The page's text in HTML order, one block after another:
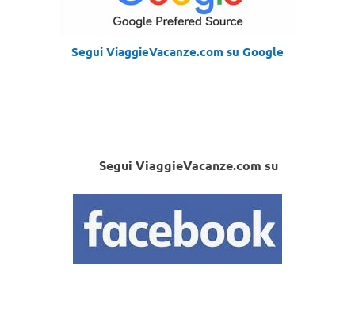
Segui ViaggieVacanze.com su Google
Segui ViaggieVacanze.com su